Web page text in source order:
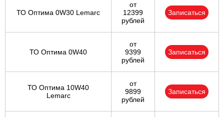
ТО Оптима 0W30 Lemarc
от
12399
рублей
Записаться
ТО Оптима 0W40
от
9399
рублей
Записаться
ТО Оптима 10W40
Lemarc
от
9899
рублей
Записаться